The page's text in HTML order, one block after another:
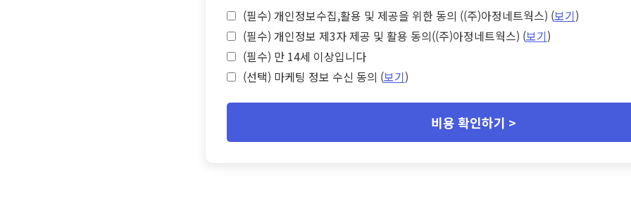
(필수) 개인정보수집,활용 및 제공을 위한 동의 ((주)아정네트웍스) (보기)
(필수) 개인정보 제3자 제공 및 활용 동의((주)아정네트웍스) (보기)
(필수) 만 14세 이상입니다
(선택) 마케팅 정보 수신 동의 (보기)
비용 확인하기 >